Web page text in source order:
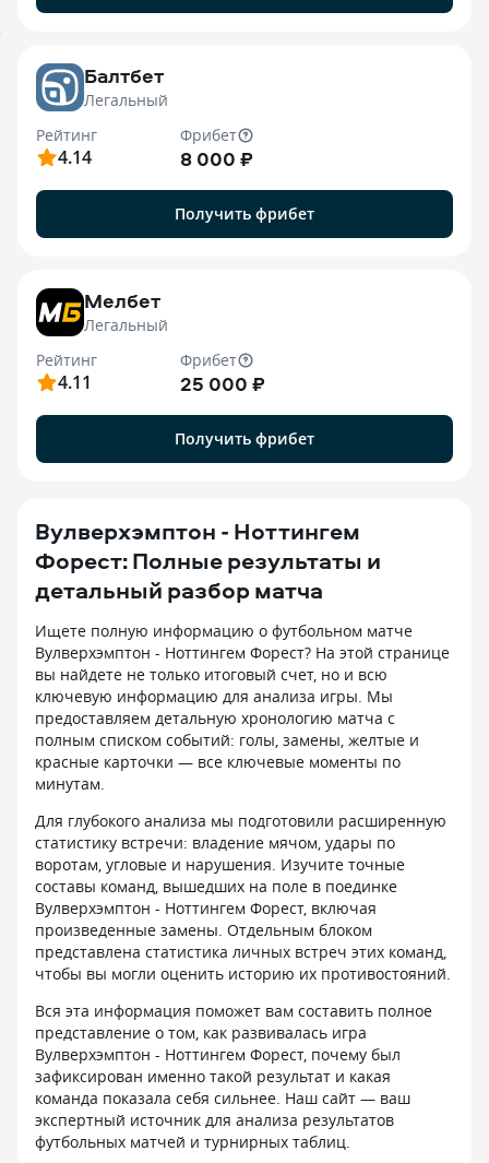
Балтбет
Легальный
Рейтинг
4.14
Фрибет
8 000 ₽
Получить фрибет
Мелбет
Легальный
Рейтинг
4.11
Фрибет
25 000 ₽
Получить фрибет
Вулверхэмптон - Ноттингем
Форест: Полные результаты и
детальный разбор матча
Ищете полную информацию о футбольном матче
Вулверхэмптон - Ноттингем Форест? На этой странице
вы найдете не только итоговый счет, но и всю
ключевую информацию для анализа игры. Мы
предоставляем детальную хронологию матча с
полным списком событий: голы, замены, желтые и
красные карточки — все ключевые моменты по
минутам.
Для глубокого анализа мы подготовили расширенную
статистику встречи: владение мячом, удары по
воротам, угловые и нарушения. Изучите точные
составы команд, вышедших на поле в поединке
Вулверхэмптон - Ноттингем Форест, включая
произведенные замены. Отдельным блоком
представлена статистика личных встреч этих команд,
чтобы вы могли оценить историю их противостояний.
Вся эта информация поможет вам составить полное
представление о том, как развивалась игра
Вулверхэмптон - Ноттингем Форест, почему был
зафиксирован именно такой результат и какая
команда показала себя сильнее. Наш сайт — ваш
экспертный источник для анализа результатов
футбольных матчей и турнирных таблиц.